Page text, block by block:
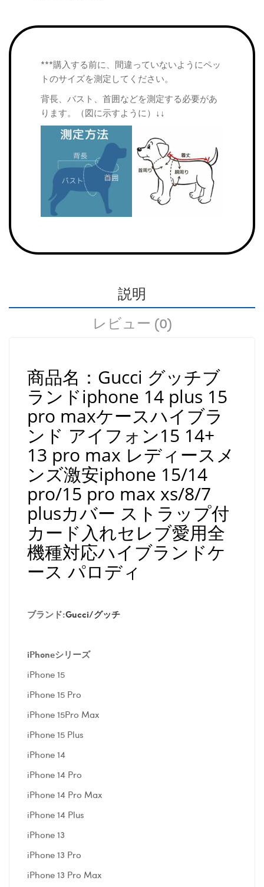
***購入する前に、間違っていないようにペッ
トのサイズを測定してください。
背長、バスト、首囲などを測定する必要があ
ります。（図に示すように）↓↓
説明
レビュー (0)
商品名：Gucci グッチブ
ランドiphone 14 plus 15
pro maxケースハイブラ
ンド アイフォン15 14+
13 pro max レディースメ
ンズ激安iphone 15/14
pro/15 pro max xs/8/7
plusカバー ストラップ付
カード入れセレブ愛用全
機種対応ハイブランドケ
ース パロディ
ブランド:Gucci/グッチ
iPhoneシリーズ
iPhone 15
iPhone 15 Pro
iPhone 15Pro Max
iPhone 15 Plus
iPhone 14
iPhone 14 Pro
iPhone 14 Pro Max
iPhone 14 Plus
iPhone 13
iPhone 13 Pro
iPhone 13 Pro Max